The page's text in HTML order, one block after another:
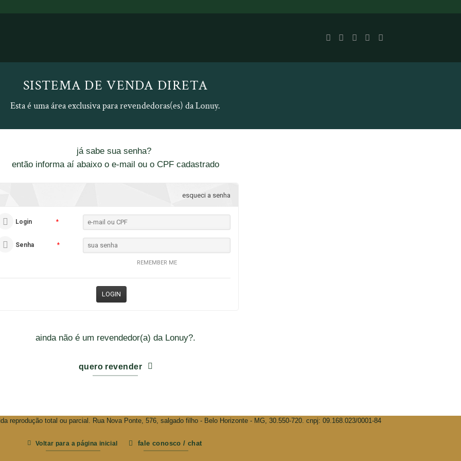
SISTEMA DE VENDA DIRETA
Esta é uma área exclusiva para revendedoras(es) da Lonuy.
já sabe sua senha?
então informa aí abaixo o e-mail ou o CPF cadastrado
esqueci a senha
Login *
Senha *
REMEMBER ME
ainda não é um revendedor(a) da Lonuy?.
quero revender
reprodução total ou parcial. Rua Nova Ponte, 576, salgado filho - Belo Horizonte - MG, 30.550-720. cnpj: 09.168.023/0001-84
Voltar para a página inicial fale conosco / chat